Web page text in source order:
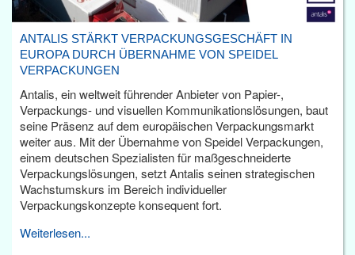
ANTALIS STÄRKT VERPACKUNGSGESCHÄFT IN
EUROPA DURCH ÜBERNAHME VON SPEIDEL
VERPACKUNGEN
Antalis, ein weltweit führender Anbieter von Papier-,
Verpackungs- und visuellen Kommunikationslösungen, baut
seine Präsenz auf dem europäischen Verpackungsmarkt
weiter aus. Mit der Übernahme von Speidel Verpackungen,
einem deutschen Spezialisten für maßgeschneiderte
Verpackungslösungen, setzt Antalis seinen strategischen
Wachstumskurs im Bereich individueller
Verpackungskonzepte konsequent fort.
Weiterlesen...